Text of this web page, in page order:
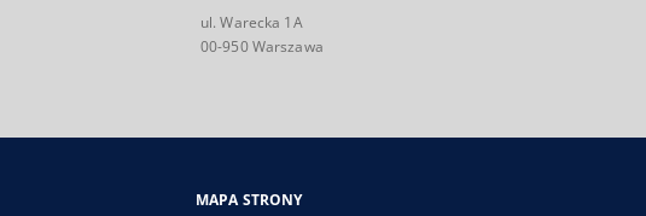
ul. Warecka 1A
00-950 Warszawa
MAPA STRONY